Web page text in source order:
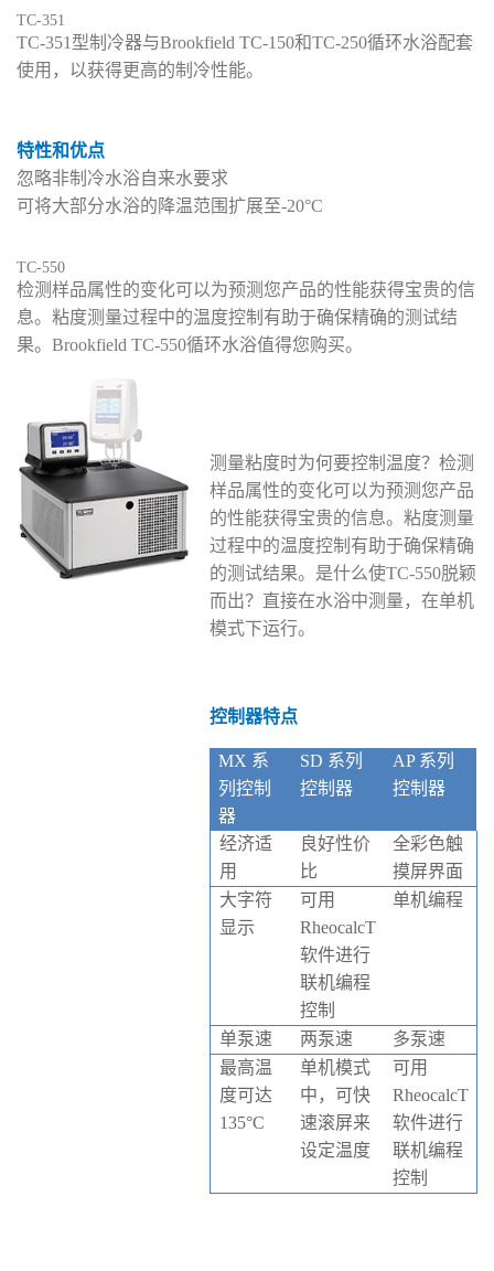
TC-351
TC-351型制冷器与Brookfield TC-150和TC-250循环水浴配套
使用，以获得更高的制冷性能。
特性和优点
忽略非制冷水浴自来水要求
可将大部分水浴的降温范围扩展至-20°C
TC-550
检测样品属性的变化可以为预测您产品的性能获得宝贵的信
息。粘度测量过程中的温度控制有助于确保精确的测试结
果。Brookfield TC-550循环水浴值得您购买。
测量粘度时为何要控制温度？检测
样品属性的变化可以为预测您产品
的性能获得宝贵的信息。粘度测量
过程中的温度控制有助于确保精确
的测试结果。是什么使TC-550脱颖
而出？直接在水浴中测量，在单机
模式下运行。
控制器特点
MX 系
列控制
器
SD 系列
控制器
AP 系列
控制器
经济适
用
良好性价
比
全彩色触
摸屏界面
大字符
显示
可用
RheocalcT
软件进行
联机编程
控制
单机编程
单泵速 两泵速
多泵速
最高温
度可达
135°C
单机模式
中，可快
速滚屏来
设定温度
可用
RheocalcT
软件进行
联机编程
控制